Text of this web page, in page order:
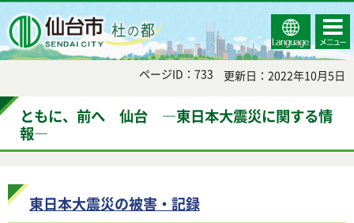
Select
Language
コンテ
ンツメ
ニュー
ページID：733 更新日：2022年10月5日
ともに、前へ 仙台 ―東日本大震災に関する情
報―
東日本大震災の被害・記録